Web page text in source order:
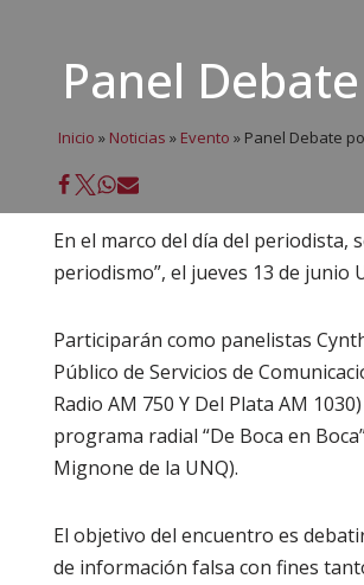
Panel
Inicio » Noticias » Evento » Panel Debate
En el marco del día del periodista,
periodismo”, el jueves 13 de junio
Participarán como panelistas
Público de Servicios de
Radio AM 750 Y Del Plata AM
programa radial “De Boca en
Mignone de la UNQ).
El objetivo del encuentro es
de información falsa con fines